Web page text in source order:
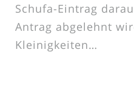
Schufa-Eintrag
Antrag abgelehnt
Kleinigkeiten…